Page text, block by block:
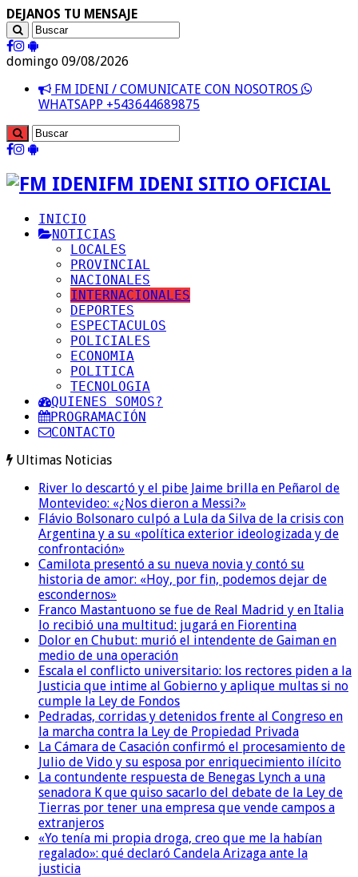
DEJANOS TU MENSAJE
domingo 09/08/2026
FM IDENI / COMUNICATE CON NOSOTROS
WHATSAPP +543644689875
FM IDENI SITIO OFICIAL
INICIO
NOTICIAS
LOCALES
PROVINCIAL
NACIONALES
INTERNACIONALES
DEPORTES
ESPECTACULOS
POLICIALES
ECONOMIA
POLITICA
TECNOLOGIA
QUIENES SOMOS?
PROGRAMACIÓN
CONTACTO
Ultimas Noticias
River lo descartó y el pibe Jaime brilla en Peñarol de
Montevideo: «¿Nos dieron a Messi?»
Flávio Bolsonaro culpó a Lula da Silva de la crisis con
Argentina y a su «política exterior ideologizada y de
confrontación»
Camilota presentó a su nueva novia y contó su
historia de amor: «Hoy, por fin, podemos dejar de
escondernos»
Franco Mastantuono se fue de Real Madrid y en Italia
lo recibió una multitud: jugará en Fiorentina
Dolor en Chubut: murió el intendente de Gaiman en
medio de una operación
Escala el conflicto universitario: los rectores piden a la
Justicia que intime al Gobierno y aplique multas si no
cumple la Ley de Fondos
Pedradas, corridas y detenidos frente al Congreso en
la marcha contra la Ley de Propiedad Privada
La Cámara de Casación confirmó el procesamiento de
Julio de Vido y su esposa por enriquecimiento ilícito
La contundente respuesta de Benegas Lynch a una
senadora K que quiso sacarlo del debate de la Ley de
Tierras por tener una empresa que vende campos a
extranjeros
«Yo tenía mi propia droga, creo que me la habían
regalado»: qué declaró Candela Arizaga ante la
justicia